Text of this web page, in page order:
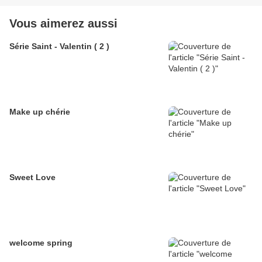
Vous aimerez aussi
Série Saint - Valentin ( 2 )
Make up chérie
Sweet Love
welcome spring